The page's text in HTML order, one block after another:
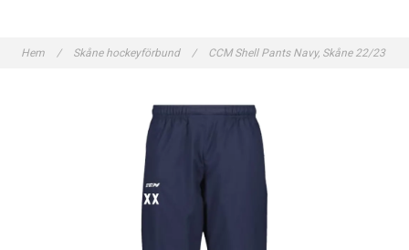
Hem / Skåne hockeyförbund / CCM Shell Pants Navy, Skåne 22/23